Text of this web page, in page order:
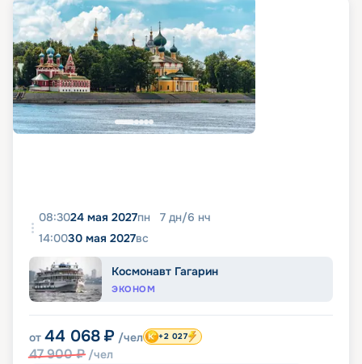
08:3024 мая 2027пн 7 дн/6 нч
14:0030 мая 2027вс
Космонавт Гагарин
ЭКОНОМ
от 44 068 ₽ /чел
47 900₽ /чел
+2 027